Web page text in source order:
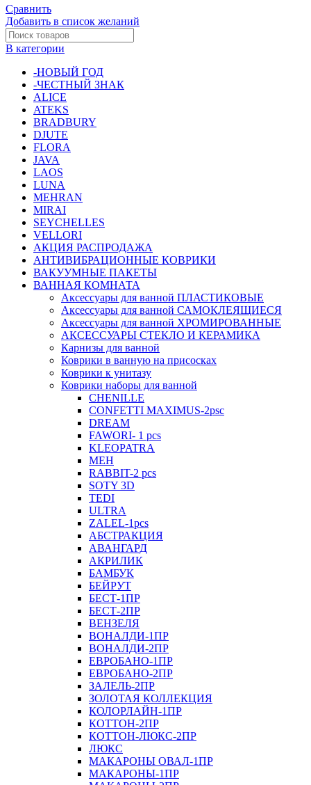
Сравнить
Добавить в список желаний
В категории
-НОВЫЙ ГОД
-ЧЕСТНЫЙ ЗНАК
ALICE
ATEKS
BRADBURY
DJUTE
FLORA
JAVA
LAOS
LUNA
MEHRAN
MIRAI
SEYCHELLES
VELLORI
АКЦИЯ РАСПРОДАЖА
АНТИВИБРАЦИОННЫЕ КОВРИКИ
ВАКУУМНЫЕ ПАКЕТЫ
ВАННАЯ КОМНАТА
Аксессуары для ванной ПЛАСТИКОВЫЕ
Аксессуары для ванной САМОКЛЕЯЩИЕСЯ
Аксессуары для ванной ХРОМИРОВАННЫЕ
АКСЕССУАРЫ СТЕКЛО И КЕРАМИКА
Карнизы для ванной
Коврики в ванную на присосках
Коврики к унитазу
Коврики наборы для ванной
CHENILLE
CONFETTI MAXIMUS-2psc
DREAM
FAWORI- 1 pcs
KLEOPATRA
MEH
RABBIT-2 pcs
SOTY 3D
TEDI
ULTRA
ZALEL-1pcs
АБСТРАКЦИЯ
АВАНГАРД
АКРИЛИК
БАМБУК
БЕЙРУТ
БЕСТ-1ПР
БЕСТ-2ПР
ВЕНЗЕЛЯ
ВОНАЛДИ-1ПР
ВОНАЛДИ-2ПР
ЕВРОБАНО-1ПР
ЕВРОБАНО-2ПР
ЗАЛЕЛЬ-2ПР
ЗОЛОТАЯ КОЛЛЕКЦИЯ
КОЛОРЛАЙН-1ПР
КОТТОН-2ПР
КОТТОН-ЛЮКС-2ПР
ЛЮКС
МАКАРОНЫ ОВАЛ-1ПР
МАКАРОНЫ-1ПР